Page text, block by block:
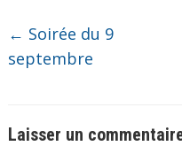
← Soirée du 9
septembre
Laisser un